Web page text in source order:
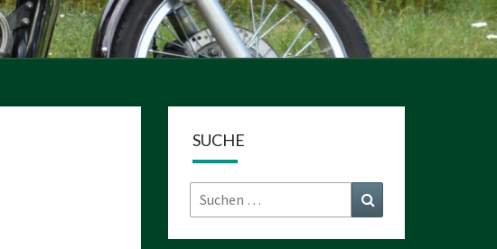
SUCHE
Suchen
nach: